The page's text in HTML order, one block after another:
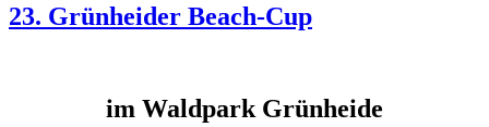
23. Grünheider Beach-Cup
im Waldpark Grünheide